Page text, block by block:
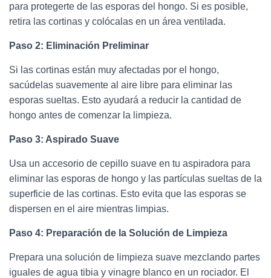
para protegerte de las esporas del hongo. Si es posible,
retira las cortinas y colócalas en un área ventilada.
Paso 2: Eliminación Preliminar
Si las cortinas están muy afectadas por el hongo,
sacúdelas suavemente al aire libre para eliminar las
esporas sueltas. Esto ayudará a reducir la cantidad de
hongo antes de comenzar la limpieza.
Paso 3: Aspirado Suave
Usa un accesorio de cepillo suave en tu aspiradora para
eliminar las esporas de hongo y las partículas sueltas de la
superficie de las cortinas. Esto evita que las esporas se
dispersen en el aire mientras limpias.
Paso 4: Preparación de la Solución de Limpieza
Prepara una solución de limpieza suave mezclando partes
iguales de agua tibia y vinagre blanco en un rociador. El